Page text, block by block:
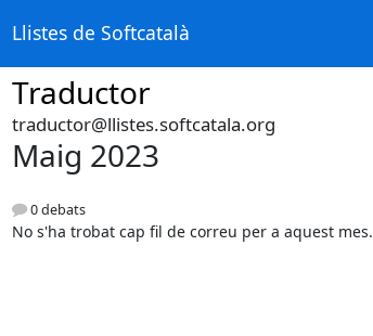
Llistes de Softcatalà
Traductor
traductor@llistes.softcatala.org
Maig 2023
0 debats
No s'ha trobat cap fil de correu per a aquest mes.